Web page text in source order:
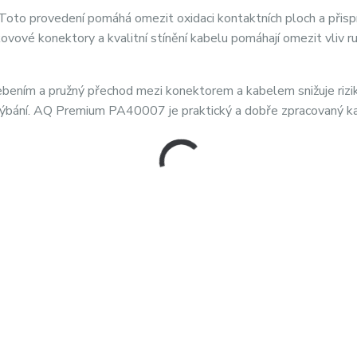
provedení pomáhá omezit oxidaci kontaktních ploch a
konektory a kvalitní stínění kabelu pomáhají omezit vliv
a pružný přechod mezi konektorem a kabelem snižuje
AQ Premium PA40007 je praktický a dobře zpracovaný